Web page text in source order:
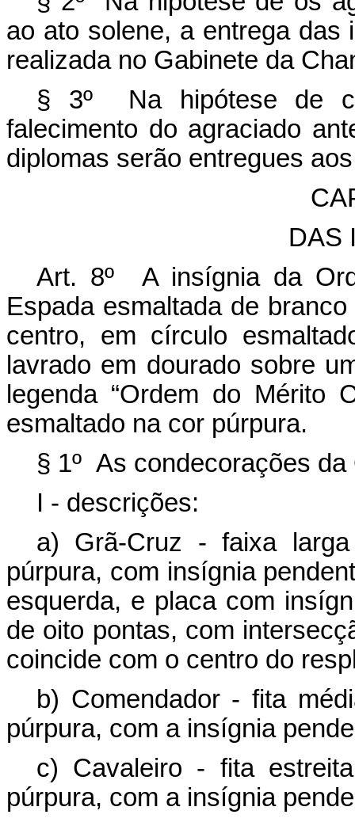
ao ato solene, a entrega
realizada no Gabinete da
§ 3º Na hipótese de
falecimento do agraciado
diplomas serão entregues
DAS
Art. 8º A insígnia da
Espada esmaltada de
centro, em círculo
lavrado em dourado sobre
legenda “Ordem do Mérito
esmaltado na cor púrpura.
§ 1º As condecorações
I - descrições:
a) Grã-Cruz - faixa
púrpura, com insígnia
esquerda, e placa com
de oito pontas, com
coincide com o centro do
b) Comendador - fita
púrpura, com a insígnia
c) Cavaleiro - fita
púrpura, com a insígnia